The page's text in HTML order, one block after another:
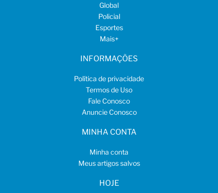
Global
Policial
Esportes
Mais+
INFORMAÇÕES
Política de privacidade
Termos de Uso
Fale Conosco
Anuncie Conosco
MINHA CONTA
Minha conta
Meus artigos salvos
HOJE